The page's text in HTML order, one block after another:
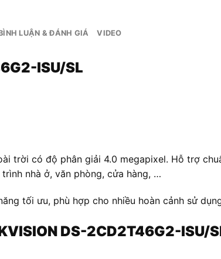
LUẬN & ĐÁNH GIÁ VIDEO
ISU/SL
trời có độ phân giải 4.0 megapixel. Hỗ trợ
nhà ở, văn phòng, cửa hàng, …
tối ưu, phù hợp cho nhiều hoàn cảnh sử
DS-2CD2T46G2-ISU/